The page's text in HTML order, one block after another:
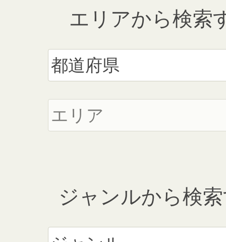
エリアから検索
ジャンルから検